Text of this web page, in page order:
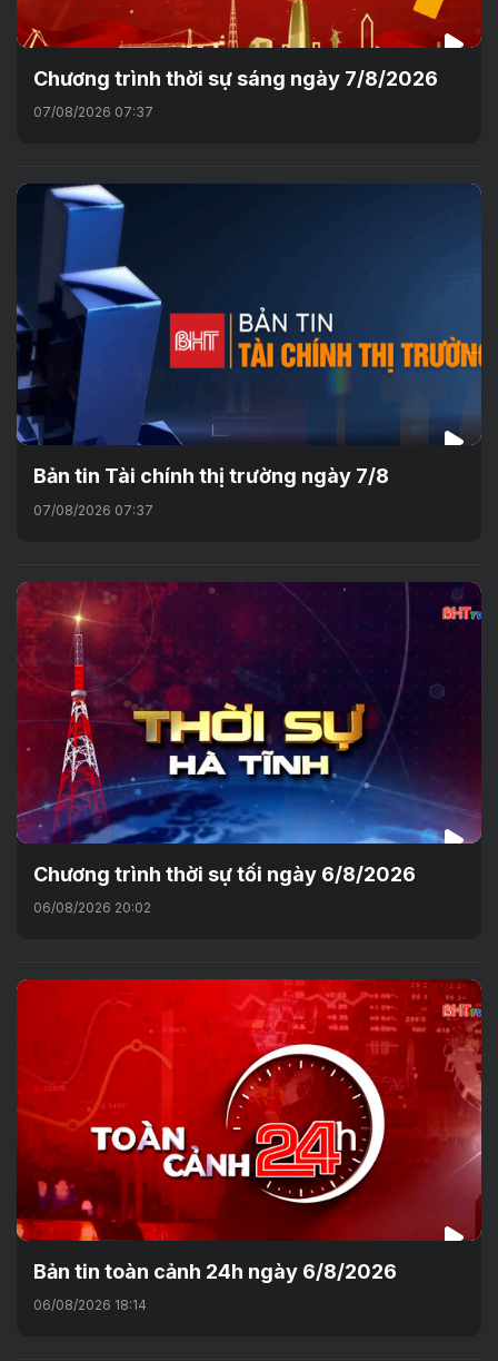
Chương trình thời sự sáng ngày 7/8/2026
07/08/2026 07:37
Bản tin Tài chính thị trường ngày 7/8
07/08/2026 07:37
Chương trình thời sự tối ngày 6/8/2026
06/08/2026 20:02
Bản tin toàn cảnh 24h ngày 6/8/2026
06/08/2026 18:14